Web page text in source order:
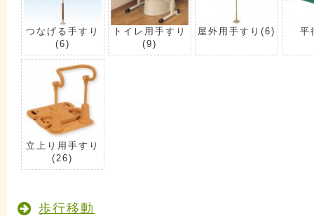
つなげる手すり
(6)
トイレ用手すり
(9)
屋外用手すり (6) 平
立上り用手すり
(26)
歩行移動